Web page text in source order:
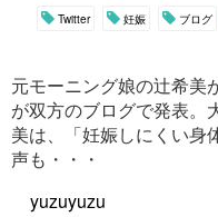
Twitter 妊娠 ブログ
元モーニング娘の辻希美
が双方のブログで発表。
美は、「妊娠しにくい身
声も・・・
yuzuyuzu